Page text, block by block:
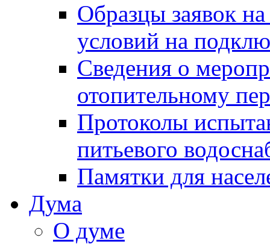
Образцы заявок
условий на
Сведения о
отопительному
Протоколы
питьевого
Памятки для
Дума
О думе